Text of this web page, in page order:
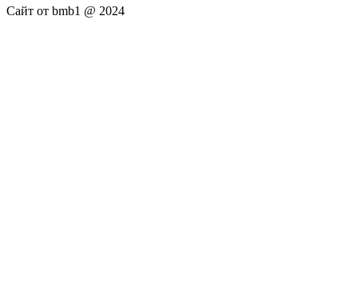
Сайт от bmb1 @ 2024